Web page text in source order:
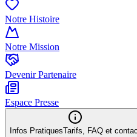
Notre Histoire
Notre Mission
Devenir Partenaire
Espace Presse
Infos PratiquesTarifs, FAQ et